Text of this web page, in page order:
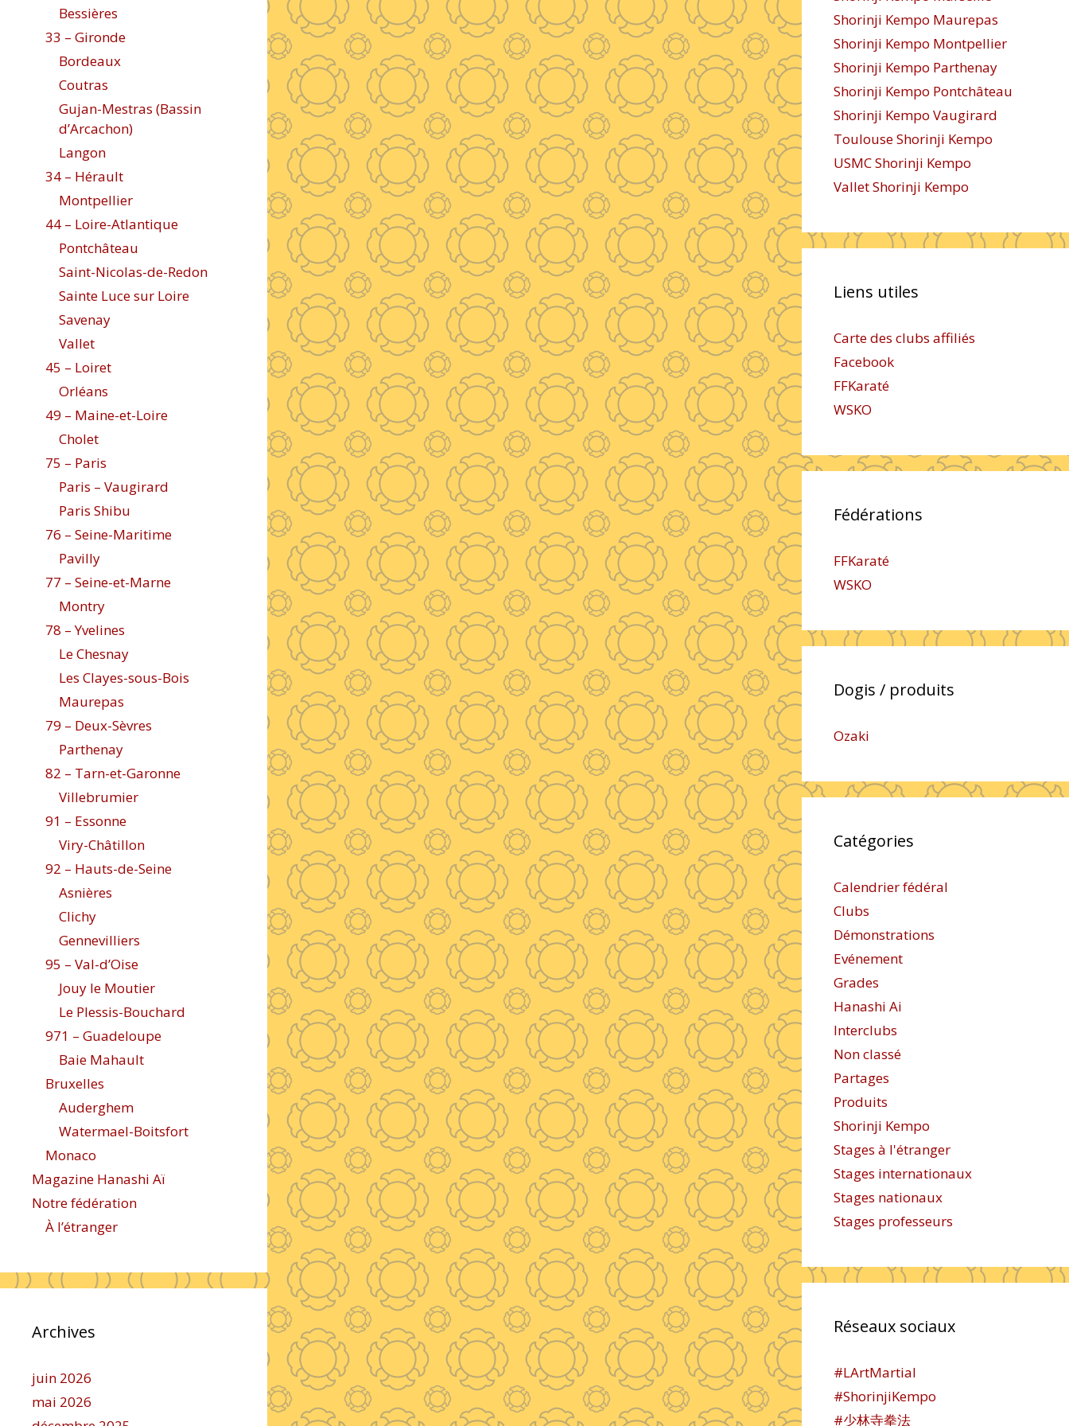
Bessières
33 – Gironde
Bordeaux
Coutras
Gujan-Mestras (Bassin
d’Arcachon)
Langon
34 – Hérault
Montpellier
44 – Loire-Atlantique
Pontchâteau
Saint-Nicolas-de-Redon
Sainte Luce sur Loire
Savenay
Vallet
45 – Loiret
Orléans
49 – Maine-et-Loire
Cholet
75 – Paris
Paris – Vaugirard
Paris Shibu
76 – Seine-Maritime
Pavilly
77 – Seine-et-Marne
Montry
78 – Yvelines
Le Chesnay
Les Clayes-sous-Bois
Maurepas
79 – Deux-Sèvres
Parthenay
82 – Tarn-et-Garonne
Villebrumier
91 – Essonne
Viry-Châtillon
92 – Hauts-de-Seine
Asnières
Clichy
Gennevilliers
95 – Val-d’Oise
Jouy le Moutier
Le Plessis-Bouchard
971 – Guadeloupe
Baie Mahault
Bruxelles
Auderghem
Watermael-Boitsfort
Monaco
Magazine Hanashi Aï
Notre fédération
À l’étranger
Archives
juin 2026
mai 2026
Shorinji Kempo Maurepas
Shorinji Kempo Montpellier
Shorinji Kempo Parthenay
Shorinji Kempo Pontchâteau
Shorinji Kempo Vaugirard
Toulouse Shorinji Kempo
USMC Shorinji Kempo
Vallet Shorinji Kempo
Liens utiles
Carte des clubs affiliés
Facebook
FFKaraté
WSKO
Fédérations
FFKaraté
WSKO
Dogis / produits
Ozaki
Catégories
Calendrier fédéral
Clubs
Démonstrations
Evénement
Grades
Hanashi Ai
Interclubs
Non classé
Partages
Produits
Shorinji Kempo
Stages à l'étranger
Stages internationaux
Stages nationaux
Stages professeurs
Réseaux sociaux
#LArtMartial
#ShorinjiKempo
#少林寺拳法